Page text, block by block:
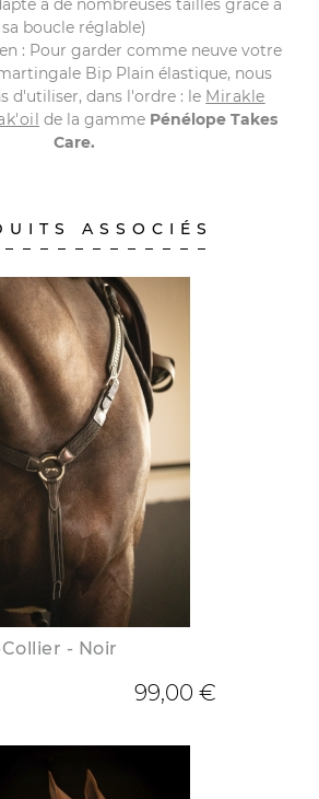
à de nombreuses tailles grâce à
sa boucle réglable)
: Pour garder comme neuve votre
Bip Plain élastique, nous
d'utiliser, dans l'ordre : le Mirakle
de la gamme Pénélope Takes
Care.
ASSOCIÉS
- Noir
99,00 €